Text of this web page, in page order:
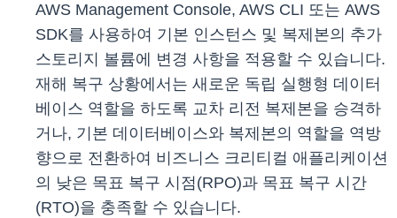
AWS Management Console, AWS CLI 또는 AWS
SDK를 사용하여 기본 인스턴스 및 복제본의 추가
스토리지 볼륨에 변경 사항을 적용할 수 있습니다.
재해 복구 상황에서는 새로운 독립 실행형 데이터
베이스 역할을 하도록 교차 리전 복제본을 승격하
거나, 기본 데이터베이스와 복제본의 역할을 역방
향으로 전환하여 비즈니스 크리티컬 애플리케이션
의 낮은 목표 복구 시점(RPO)과 목표 복구 시간
(RTO)을 충족할 수 있습니다.